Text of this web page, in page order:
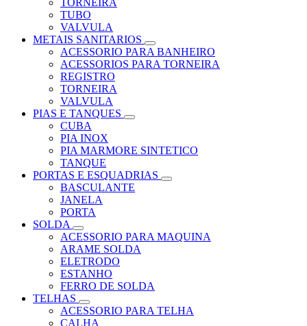
TORNEIRA
TUBO
VALVULA
METAIS SANITARIOS
ACESSORIO PARA BANHEIRO
ACESSORIOS PARA TORNEIRA
REGISTRO
TORNEIRA
VALVULA
PIAS E TANQUES
CUBA
PIA INOX
PIA MARMORE SINTETICO
TANQUE
PORTAS E ESQUADRIAS
BASCULANTE
JANELA
PORTA
SOLDA
ACESSORIO PARA MAQUINA
ARAME SOLDA
ELETRODO
ESTANHO
FERRO DE SOLDA
TELHAS
ACESSORIO PARA TELHA
CALHA